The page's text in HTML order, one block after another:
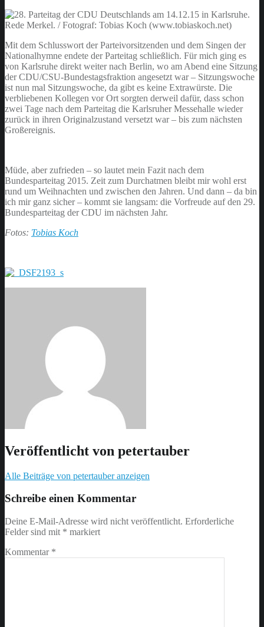
Mit dem Schlusswort der Parteivorsitzenden und dem Singen der
Nationalhymne endete der Parteitag schließlich. Für mich ging es
von Karlsruhe direkt weiter nach Berlin, wo am Abend eine Sitzung
der CDU/CSU-Bundestagsfraktion angesetzt war – Sitzungswoche
ist nun mal Sitzungswoche, da gibt es keine Extrawürste. Die
verbliebenen Kollegen vor Ort sorgten derweil dafür, dass schon
zwei Tage nach dem Parteitag die Karlsruher Messehalle wieder
zurück in ihren Originalzustand versetzt war – bis zum nächsten
Großereignis.
Müde, aber zufrieden – so lautet mein Fazit nach dem
Bundesparteitag 2015. Zeit zum Durchatmen bleibt mir wohl erst
rund um Weihnachten und zwischen den Jahren. Und dann – da bin
ich mir ganz sicher – kommt sie langsam: die Vorfreude auf den 29.
Bundesparteitag der CDU im nächsten Jahr.
Fotos: Tobias Koch
Veröffentlicht von petertauber
Alle Beiträge von petertauber anzeigen
back
main
navigation
Schreibe einen Kommentar
Deine E-Mail-Adresse wird nicht veröffentlicht. Erforderliche
Felder sind mit * markiert
Kommentar *